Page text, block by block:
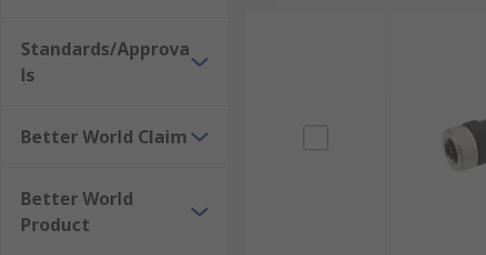
Standards/Approva
ls
Better World Claim
Better World
Product